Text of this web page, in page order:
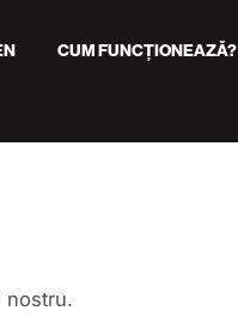
CUM FUNCȚIONEAZĂ?
nostru.